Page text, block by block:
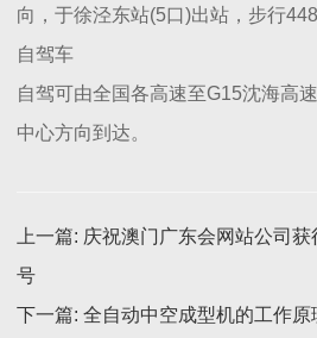
向，于徐泾东站(5口)出站，步行448
自驾车
自驾可由全国各高速至G15沈海高
中心方向到达。
上一篇: 庆祝澳门广东会网站公司
号
下一篇: 全自动中空成型机的工作原